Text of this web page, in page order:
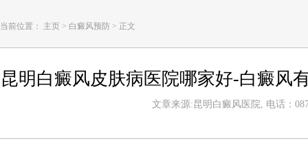
当前位置： 主页 > 白癜风预防 > 正文
昆明白癜风皮肤病医院哪家好-白癜风
文章来源:昆明白癜风医院, 电话：